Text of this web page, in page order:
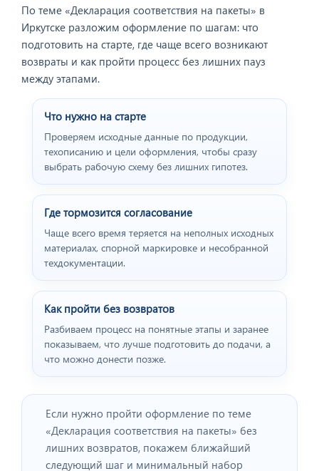
По теме «Декларация соответствия на пакеты» в
Иркутске разложим оформление по шагам: что
подготовить на старте, где чаще всего возникают
возвраты и как пройти процесс без лишних пауз
между этапами.
Что нужно на старте
Проверяем исходные данные по продукции,
техописанию и цели оформления, чтобы сразу
выбрать рабочую схему без лишних гипотез.
Где тормозится согласование
Чаще всего время теряется на неполных исходных
материалах, спорной маркировке и несобранной
техдокументации.
Как пройти без возвратов
Разбиваем процесс на понятные этапы и заранее
показываем, что лучше подготовить до подачи, а
что можно донести позже.
Если нужно пройти оформление по теме
«Декларация соответствия на пакеты» без
лишних возвратов, покажем ближайший
следующий шаг и минимальный набор